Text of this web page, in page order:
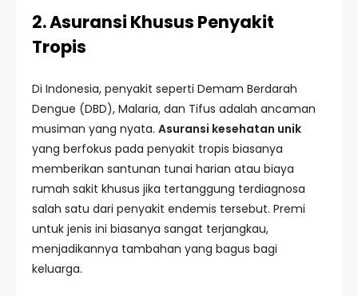
2. Asuransi Khusus Penyakit
Tropis
Di Indonesia, penyakit seperti Demam Berdarah
Dengue (DBD), Malaria, dan Tifus adalah ancaman
musiman yang nyata. Asuransi kesehatan unik
yang berfokus pada penyakit tropis biasanya
memberikan santunan tunai harian atau biaya
rumah sakit khusus jika tertanggung terdiagnosa
salah satu dari penyakit endemis tersebut. Premi
untuk jenis ini biasanya sangat terjangkau,
menjadikannya tambahan yang bagus bagi
keluarga.